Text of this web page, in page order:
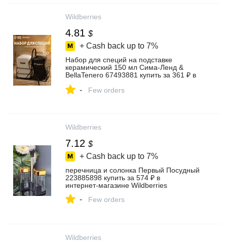
Wildberries
4.81 $
+ Cash back up to 7%
Набор для специй на подставке
керамический 150 мл Сима-Ленд &
BellaTenero 67493881 купить за 361 ₽ в
- Few orders
Wildberries
7.12 $
+ Cash back up to 7%
перечница и солонка Первый Посудный
223885898 купить за 574 ₽ в
интернет‑магазине Wildberries
- Few orders
Wildberries